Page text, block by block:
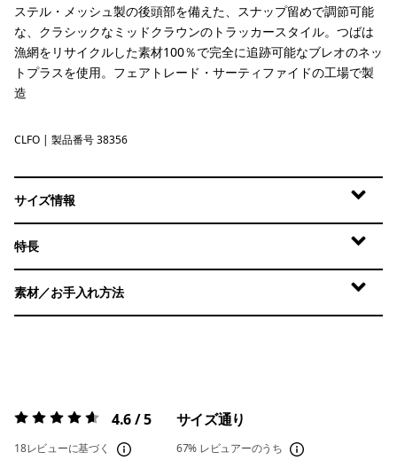
ステル・メッシュ製の後頭部を備えた、スナップ留めで調節可能
な、クラシックなミッドクラウンのトラッカースタイル。つばは
漁網をリサイクルした素材100％で完全に追跡可能なブレオのネッ
トプラスを使用。フェアトレード・サーティファイドの工場で製
造
Casting Logo: Forever Grey
CLFO | 製品番号 38356
サイズ情報
特長
素材／お手入れ方法
評価:4.6 / 5 4.6 / 5
18レビューに基づく
サイズ通り
67% レビュアーのうち